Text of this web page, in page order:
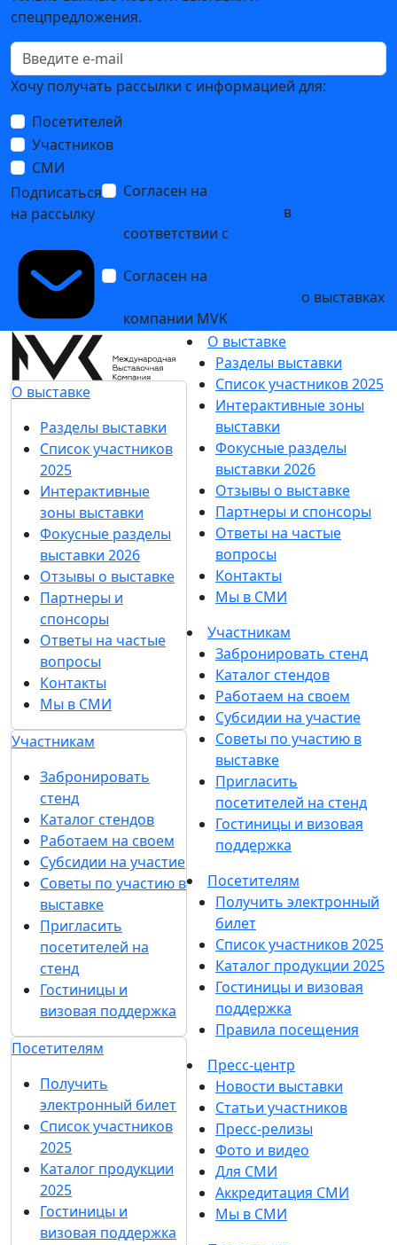
спецпредложения.
Хочу получать рассылки с информацией для:
Посетителей
Участников
СМИ
Подписаться
на рассылку
Согласен на
в
соответствии с
Согласен на
о выставках
компании MVK
О выставке
Разделы выставки
Список участников
2025
Интерактивные
зоны выставки
Фокусные разделы
выставки 2026
Отзывы о выставке
Партнеры и
спонсоры
Ответы на частые
вопросы
Контакты
Мы в СМИ
Участникам
Забронировать
стенд
Каталог стендов
Работаем на своем
Субсидии на участие
Советы по участию в
выставке
Пригласить
посетителей на
стенд
Гостиницы и
визовая поддержка
Посетителям
Получить
электронный билет
Список участников
2025
Каталог продукции
2025
Гостиницы и
визовая поддержка
О выставке
Разделы выставки
Список участников 2025
Интерактивные зоны
выставки
Фокусные разделы
выставки 2026
Отзывы о выставке
Партнеры и спонсоры
Ответы на частые
вопросы
Контакты
Мы в СМИ
Участникам
Забронировать стенд
Каталог стендов
Работаем на своем
Субсидии на участие
Советы по участию в
выставке
Пригласить
посетителей на стенд
Гостиницы и визовая
поддержка
Посетителям
Получить электронный
билет
Список участников 2025
Каталог продукции 2025
Гостиницы и визовая
поддержка
Правила посещения
Пресс-центр
Новости выставки
Статьи участников
Пресс-релизы
Фото и видео
Для СМИ
Аккредитация СМИ
Мы в СМИ